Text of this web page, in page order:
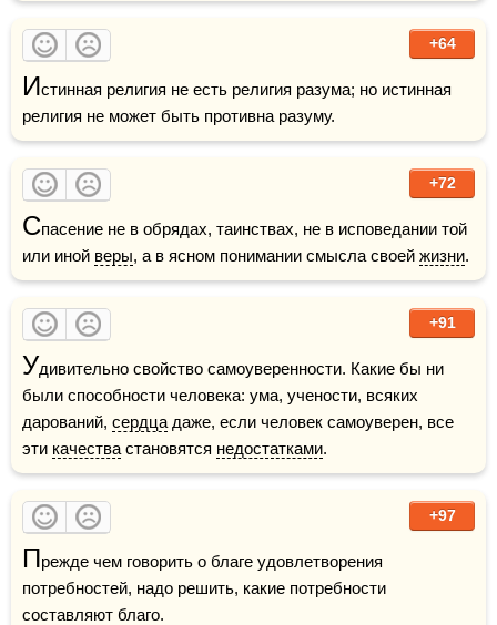
+64
Истинная религия не есть религия разума; но истинная
религия не может быть противна разуму.
+72
Спасение не в обрядах, таинствах, не в исповедании той
или иной веры, а в ясном понимании смысла своей жизни.
+91
Удивительно свойство самоуверенности. Какие бы ни
были способности человека: ума, учености, всяких
дарований, сердца даже, если человек самоуверен, все
эти качества становятся недостатками.
+97
Прежде чем говорить о благе удовлетворения
потребностей, надо решить, какие потребности
составляют благо.